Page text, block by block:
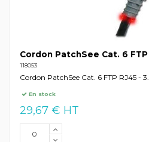
Cordon PatchSee Cat. 6 FTP
118053
Cordon PatchSee Cat. 6 FTP RJ45 -
En stock
29,67 € HT